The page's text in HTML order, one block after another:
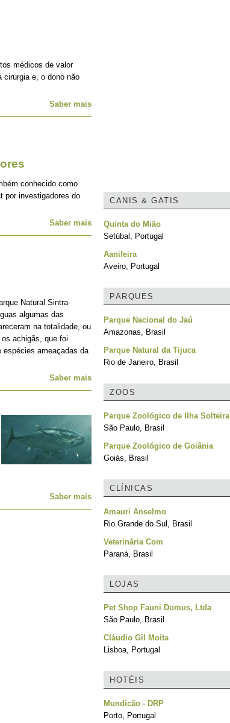
médicos de valor
cirurgia e, o dono não
Saber mais
conhecido como
por investigadores do
Saber mais
Natural Sintra-
algumas das
na totalidade, ou
achigãs, que foi
espécies ameaçadas da
Saber mais
Saber mais
CANIS & GATIS
Quinta do Mião
Setúbal, Portugal
Aanifeira
Aveiro, Portugal
PARQUES
Parque Nacional do Jaú
Amazonas, Brasil
Parque Natural da Tijuca
Rio de Janeiro, Brasil
ZOOS
Parque Zoológico de Ilha Solteira
São Paulo, Brasil
Parque Zoológico de Goiânia
Goiás, Brasil
CLÍNICAS
Amauri Anselmo
Rio Grande do Sul, Brasil
Veterinária Com
Paraná, Brasil
LOJAS
Pet Shop Fauni Domus, Ltda
São Paulo, Brasil
Cláudio Gil Moita
Lisboa, Portugal
HOTÉIS
Mundicão - DRP
Porto, Portugal